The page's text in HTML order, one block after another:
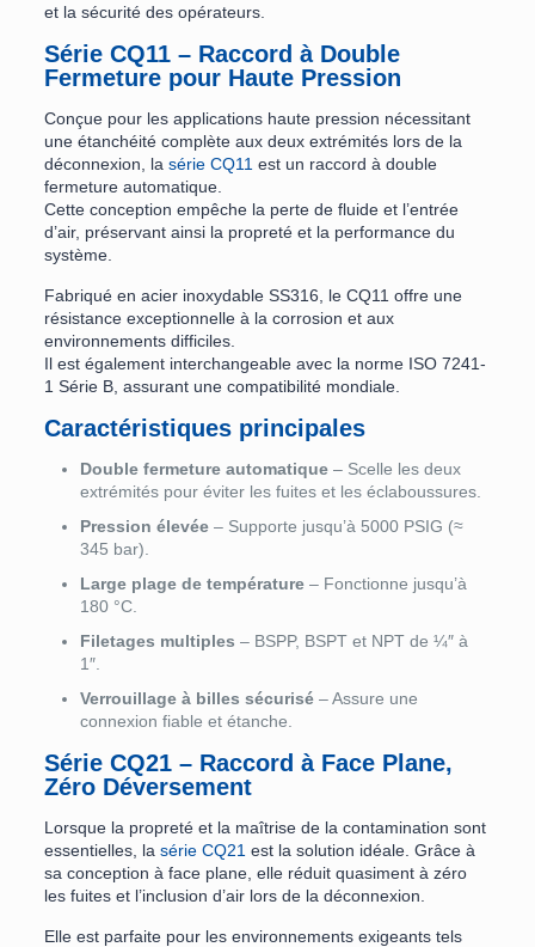
et la sécurité des opérateurs.
Série CQ11 – Raccord à Double
Fermeture pour Haute Pression
Conçue pour les applications haute pression nécessitant
une étanchéité complète aux deux extrémités lors de la
déconnexion, la série CQ11 est un raccord à double
fermeture automatique.
Cette conception empêche la perte de fluide et l’entrée
d’air, préservant ainsi la propreté et la performance du
système.
Fabriqué en acier inoxydable SS316, le CQ11 offre une
résistance exceptionnelle à la corrosion et aux
environnements difficiles.
Il est également interchangeable avec la norme ISO 7241-
1 Série B, assurant une compatibilité mondiale.
Caractéristiques principales
Double fermeture automatique– Scelle les deux
extrémités pour éviter les fuites et les éclaboussures.
Pression élevée– Supporte jusqu’à 5000 PSIG (≈
345 bar).
Large plage de température– Fonctionne jusqu’à
180 °C.
Filetages multiples – BSPP, BSPT et NPT de ¼″ à
1″.
Verrouillage à billes sécurisé– Assure une
connexion fiable et étanche.
Série CQ21 – Raccord à Face Plane,
Zéro Déversement
Lorsque la propreté et la maîtrise de la contamination sont
essentielles, la série CQ21 est la solution idéale. Grâce à
sa conception à face plane, elle réduit quasiment à zéro
les fuites et l’inclusion d’air lors de la déconnexion.
Elle est parfaite pour les environnements exigeants tels